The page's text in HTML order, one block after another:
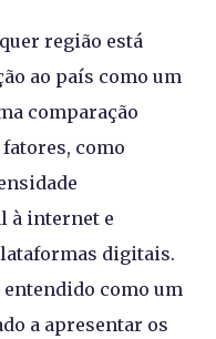
região está
ao país como um
comparação
como
à internet e
digitais.
entendido como um
a apresentar os